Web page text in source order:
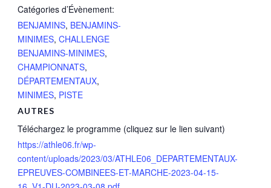
Catégories d’Évènement:
BENJAMINS, BENJAMINS-
MINIMES, CHALLENGE
BENJAMINS-MINIMES,
CHAMPIONNATS,
DÉPARTEMENTAUX,
MINIMES, PISTE
AUTRES
Téléchargez le programme (cliquez sur le lien suivant)
https://athle06.fr/wp-
content/uploads/2023/03/ATHLE06_DEPARTEMENTAUX-
EPREUVES-COMBINEES-ET-MARCHE-2023-04-15-